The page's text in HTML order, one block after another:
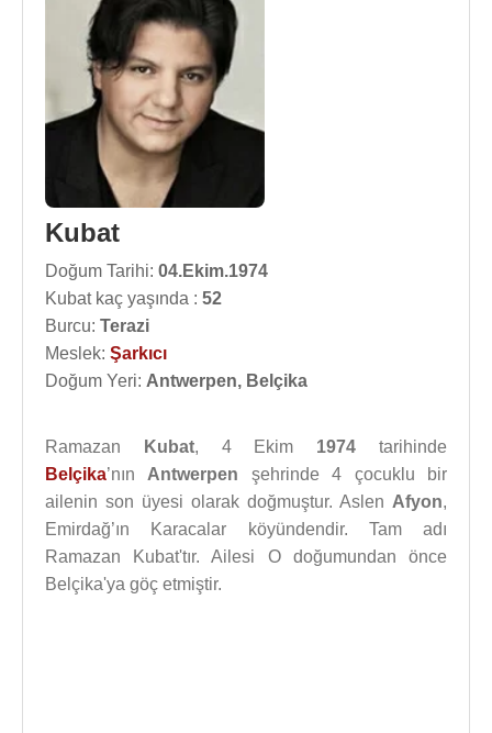
Kubat
Doğum Tarihi: 04.Ekim.1974
Kubat kaç yaşında : 52
Burcu: Terazi
Meslek: Şarkıcı
Doğum Yeri: Antwerpen, Belçika
Ramazan Kubat, 4 Ekim 1974 tarihinde
Belçika’nın Antwerpen şehrinde 4 çocuklu bir
ailenin son üyesi olarak doğmuştur. Aslen Afyon,
Emirdağ’ın Karacalar köyündendir. Tam adı
Ramazan Kubat'tır. Ailesi O doğumundan önce
Belçika'ya göç etmiştir.